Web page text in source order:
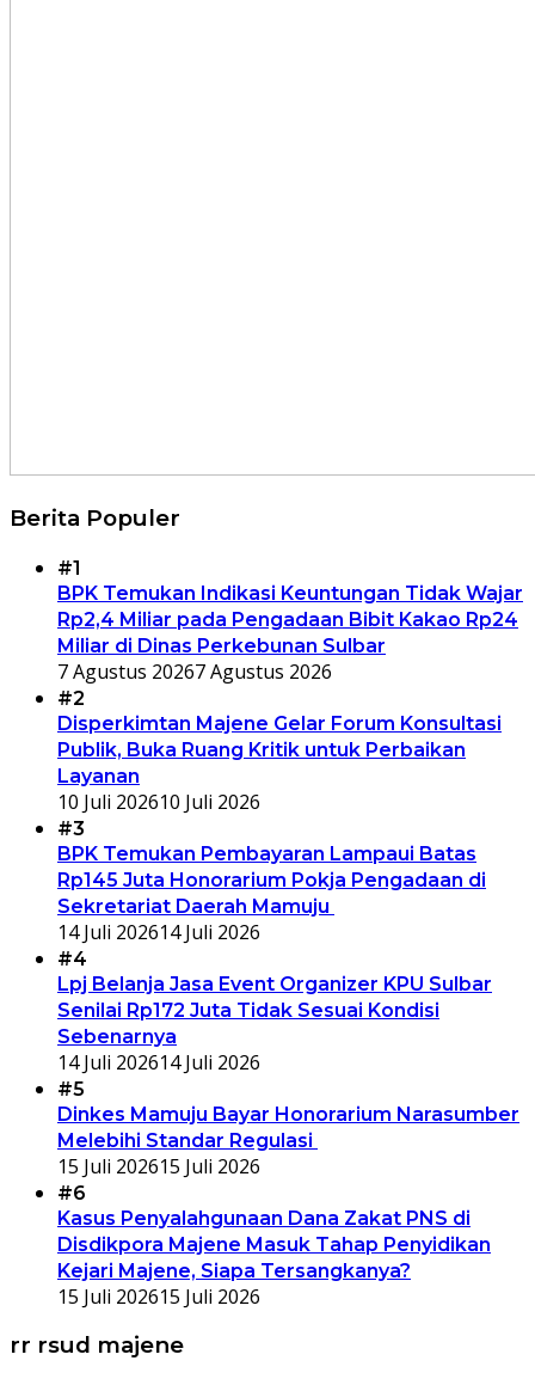
Berita Populer
#1
BPK Temukan Indikasi Keuntungan Tidak Wajar
Rp2,4 Miliar pada Pengadaan Bibit Kakao Rp24
Miliar di Dinas Perkebunan Sulbar
7 Agustus 20267 Agustus 2026
#2
Disperkimtan Majene Gelar Forum Konsultasi
Publik, Buka Ruang Kritik untuk Perbaikan
Layanan
10 Juli 202610 Juli 2026
#3
BPK Temukan Pembayaran Lampaui Batas
Rp145 Juta Honorarium Pokja Pengadaan di
Sekretariat Daerah Mamuju
14 Juli 202614 Juli 2026
#4
Lpj Belanja Jasa Event Organizer KPU Sulbar
Senilai Rp172 Juta Tidak Sesuai Kondisi
Sebenarnya
14 Juli 202614 Juli 2026
#5
Dinkes Mamuju Bayar Honorarium Narasumber
Melebihi Standar Regulasi
15 Juli 202615 Juli 2026
#6
Kasus Penyalahgunaan Dana Zakat PNS di
Disdikpora Majene Masuk Tahap Penyidikan
Kejari Majene, Siapa Tersangkanya?
15 Juli 202615 Juli 2026
rr rsud majene